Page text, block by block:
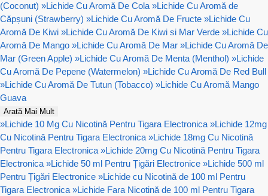
(Coconut) »Lichide Cu Aromă De Cola »Lichide Cu Aromă de
Căpșuni (Strawberry) »Lichide Cu Aromă De Fructe »Lichide Cu
Aromă De Kiwi »Lichide Cu Aromă De Kiwi si Mar Verde »Lichide Cu
Aromă De Mango »Lichide Cu Aromă De Mar »Lichide Cu Aromă De
Mar (Green Apple) »Lichide Cu Aromă De Menta (Menthol) »Lichide
Cu Aromă De Pepene (Watermelon) »Lichide Cu Aromă De Red Bull
»Lichide Cu Aromă De Tutun (Tobacco) »Lichide Cu Aromă Mango
Guava
Arată Mai Mult
»Lichide 10 Mg Cu Nicotină Pentru Tigara Electronica »Lichide 12mg
Cu Nicotină Pentru Tigara Electronica »Lichide 18mg Cu Nicotină
Pentru Tigara Electronica »Lichide 20mg Cu Nicotină Pentru Tigara
Electronica »Lichide 50 ml Pentru Țigări Electronice »Lichide 500 ml
Pentru Țigări Electronice »Lichide cu Nicotină de 100 ml Pentru
Tigara Electronica »Lichide Fara Nicotină de 100 ml Pentru Tigara